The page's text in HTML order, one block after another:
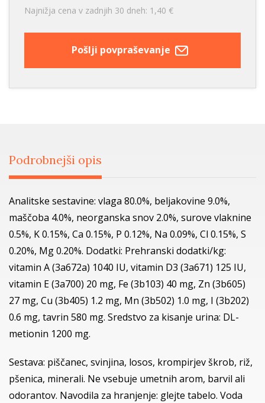
Najnižja cena v zadnjih 30 dneh: 1,40 €
Pošlji povpraševanje
Podrobnejši opis
Analitske sestavine: vlaga 80.0%, beljakovine 9.0%,
maščoba 4.0%, neorganska snov 2.0%, surove vlaknine
0.5%, K 0.15%, Ca 0.15%, P 0.12%, Na 0.09%, Cl 0.15%, S
0.20%, Mg 0.20%. Dodatki: Prehranski dodatki/kg:
vitamin A (3a672a) 1040 IU, vitamin D3 (3a671) 125 IU,
vitamin E (3a700) 20 mg, Fe (3b103) 40 mg, Zn (3b605)
27 mg, Cu (3b405) 1.2 mg, Mn (3b502) 1.0 mg, I (3b202)
0.6 mg, tavrin 580 mg. Sredstvo za kisanje urina: DL-
metionin 1200 mg.
Sestava: piščanec, svinjina, losos, krompirjev škrob, riž,
pšenica, minerali. Ne vsebuje umetnih arom, barvil ali
odorantov. Navodila za hranjenje: glejte tabelo. Voda